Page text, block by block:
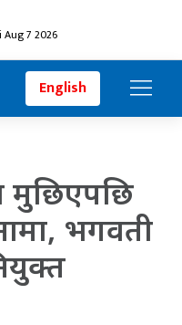
Aug 7 2026
English
मुछिएपछि
भगवती